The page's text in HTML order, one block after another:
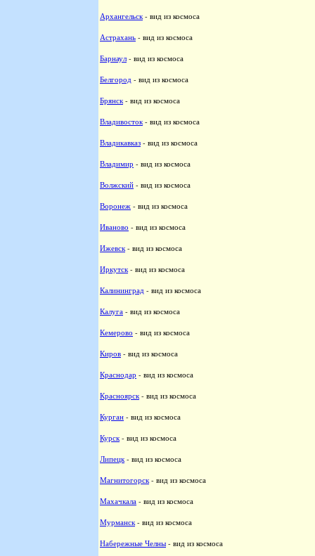
Архангельск - вид из космоса
Астрахань - вид из космоса
Барнаул - вид из космоса
Белгород - вид из космоса
Брянск - вид из космоса
Владивосток - вид из космоса
Владикавказ - вид из космоса
Владимир - вид из космоса
Волжский - вид из космоса
Воронеж - вид из космоса
Иваново - вид из космоса
Ижевск - вид из космоса
Иркутск - вид из космоса
Калининград - вид из космоса
Калуга - вид из космоса
Кемерово - вид из космоса
Киров - вид из космоса
Краснодар - вид из космоса
Красноярск - вид из космоса
Курган - вид из космоса
Курск - вид из космоса
Липецк - вид из космоса
Магнитогорск - вид из космоса
Махачкала - вид из космоса
Мурманск - вид из космоса
Набережные Челны - вид из космоса